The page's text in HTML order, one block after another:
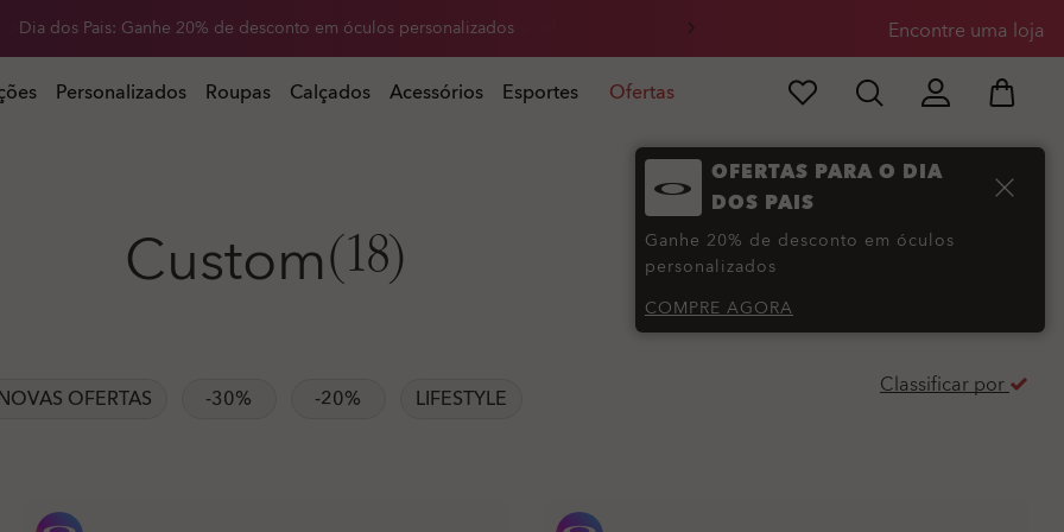
dos Pais: Ganhe 40% de desconto no seu segundo par de óculos de sol Encontre uma loja
Personalizados Roupas Calçados Acessórios Esportes Ofertas
OFERTAS PARA O DIA
DOS PAIS
Ganhe 20% de desconto em óculos
personalizados
COMPRE AGORA
Custom(18)
OFERTAS -30% -20% LIFESTYLE
Classificar por